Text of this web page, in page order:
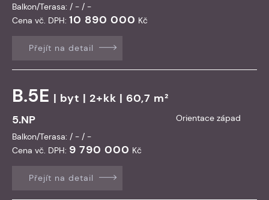
Balkon/Terasa: / - / -
Cena vč. DPH: 10 890 000 Kč
Přejít na detail
B.5E | byt | 2+kk | 60,7 m²
5.NP
Orientace západ
Balkon/Terasa: / - / -
Cena vč. DPH: 9 790 000 Kč
Přejít na detail